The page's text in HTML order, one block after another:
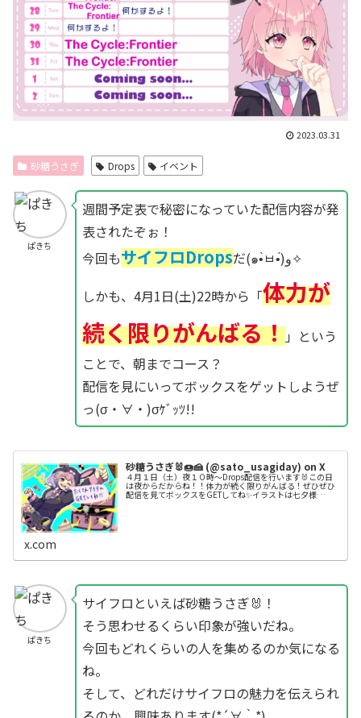
2023.03.31
砂糖うさぎ Drops イベント
ぱきち
週間予定表で秘密になっていた配信内容が発
表されたぞぉ！
今回もサイフロDrops
だ(๑•̀ㅂ•́)و✧
しかも、4月1日(土)22時から「体力が
続く限りがんばる！」という
ことで、朝までコース？
配信を見にいってボックスをゲットしようぜ
っ(σ・∀・)σｹﾞｯﾂ!!
砂糖うさぎ🐰🍩🍰 (@sato_usagiday) on X
４月１日（土）夜１０時～Drops配信を行います🐰この日
は夜からだからね！！体力が続く限りがんばる！ぜひぜひ
配信を見てボックスをGETしてね✨イラストは七夕様
x.com
ぱきち
サイフロといえば砂糖うさぎ🐰！
そう思わせるくらい印象が強いだね。
今回もどれくらいの人を集めるのか気になる
ね。
そして、どれだけサイフロの魅力を伝えられ